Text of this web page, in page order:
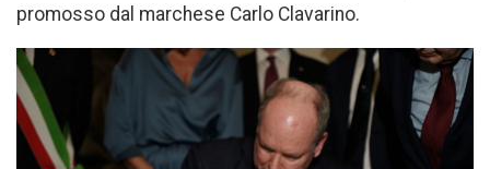
promosso dal marchese Carlo Clavarino.